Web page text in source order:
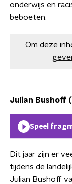
onderwijs en
beboeten.
Om deze
Julian Bushoff
Speel
Dit jaar zijn er
tijdens de
Julian Bushoff